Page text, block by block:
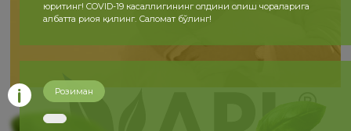
юритинг! COVID-19 касаллигининг олдини олиш чораларига
албатта риоя қилинг. Саломат бўлинг!
Розиман